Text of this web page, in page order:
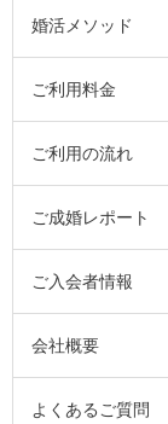
婚活メソッド
ご利用料金
ご利用の流れ
ご成婚レポート
ご入会者情報
会社概要
よくあるご質問